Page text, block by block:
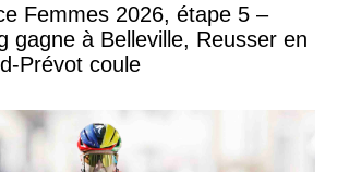
Femmes 2026, étape 5 –
gagne à Belleville, Reusser en
Prévot coule